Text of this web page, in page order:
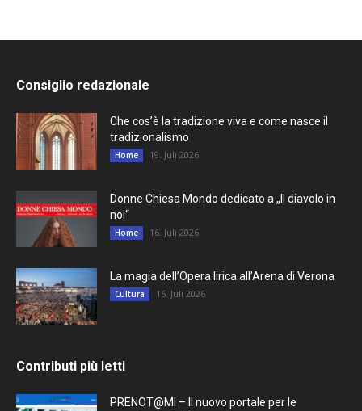
Consiglio redazionale
Che cos’è la tradizione viva e come nasce il
tradizionalismo
Home 19. Juli 2026
Donne Chiesa Mondo dedicato a „Il diavolo in
noi“
Home 16. Juli 2026
La magia dell’Opera lirica all’Arena di Verona
Cultura 16. Juli 2026
Contributi più letti
PRENOT@MI – Il nuovo portale per le